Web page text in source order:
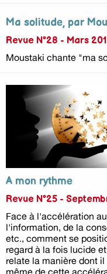
Ma solitude, par
Revue N°28 - Mars
Moustaki chante "ma
A mon rythme
Revue N°25 -
Face à l'accélération
l'information, de la
etc., comment se
regard à la fois lucide
relate la manière dont
même de cette